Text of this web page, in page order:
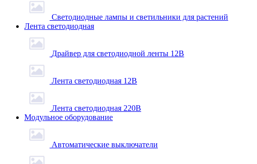
Светодиодные лампы и светильники для растений
Лента светодиодная
Драйвер для светодиодной ленты 12В
Лента светодиодная 12В
Лента светодиодная 220В
Модульное оборудование
Автоматические выключатели